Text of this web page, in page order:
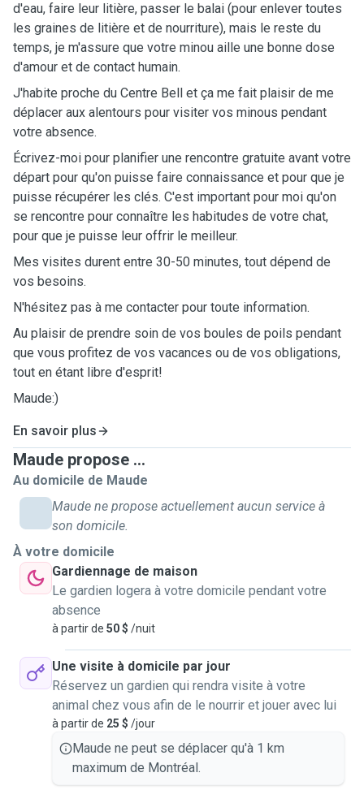
d'eau, faire leur litière, passer le balai (pour enlever toutes
les graines de litière et de nourriture), mais le reste du
temps, je m'assure que votre minou aille une bonne dose
d'amour et de contact humain.
J'habite proche du Centre Bell et ça me fait plaisir de me
déplacer aux alentours pour visiter vos minous pendant
votre absence.
Écrivez-moi pour planifier une rencontre gratuite avant votre
départ pour qu'on puisse faire connaissance et pour que je
puisse récupérer les clés. C'est important pour moi qu'on
se rencontre pour connaître les habitudes de votre chat,
pour que je puisse leur offrir le meilleur.
Mes visites durent entre 30-50 minutes, tout dépend de
vos besoins.
N'hésitez pas à me contacter pour toute information.
Au plaisir de prendre soin de vos boules de poils pendant
que vous profitez de vos vacances ou de vos obligations,
tout en étant libre d'esprit!
Maude:)
En savoir plus
Maude propose ...
Au domicile de Maude
Maude ne propose actuellement aucun service à
son domicile.
À votre domicile
Gardiennage de maison
Le gardien logera à votre domicile pendant votre
absence
à partir de 50 $ /nuit
Une visite à domicile par jour
Réservez un gardien qui rendra visite à votre
animal chez vous afin de le nourrir et jouer avec lui
à partir de 25 $ /jour
Maude ne peut se déplacer qu'à 1 km
maximum de Montréal.